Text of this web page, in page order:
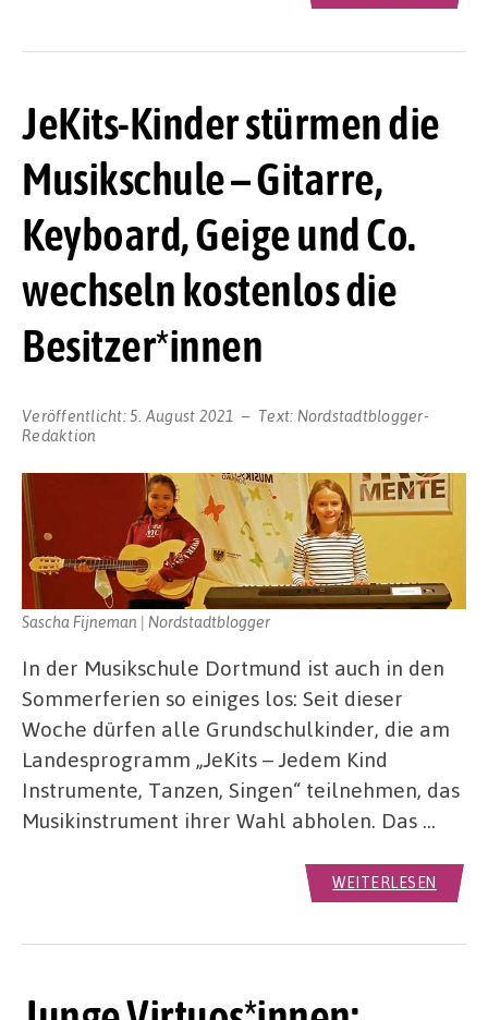
JeKits-Kinder stürmen die
Musikschule – Gitarre,
Keyboard, Geige und Co.
wechseln kostenlos die
Besitzer*innen
Veröffentlicht:5. August 2021 Text: Nordstadtblogger-
Redaktion
Sascha Fijneman | Nordstadtblogger
In der Musikschule Dortmund ist auch in den
Sommerferien so einiges los: Seit dieser
Woche dürfen alle Grundschulkinder, die am
Landesprogramm „JeKits – Jedem Kind
Instrumente, Tanzen, Singen“ teilnehmen, das
Musikinstrument ihrer Wahl abholen. Das …
WEITERLESEN